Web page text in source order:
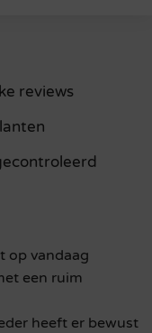
reviews
op vandaag
een ruim
heeft er bewust